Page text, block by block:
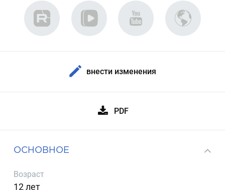
внести изменения
PDF
ОСНОВНОЕ
Возраст
12 лет